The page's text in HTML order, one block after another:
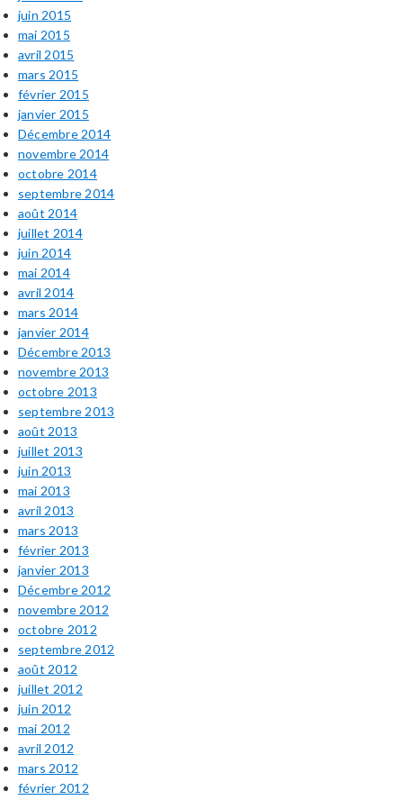
juin 2015
mai 2015
avril 2015
mars 2015
février 2015
janvier 2015
Décembre 2014
novembre 2014
octobre 2014
septembre 2014
août 2014
juillet 2014
juin 2014
mai 2014
avril 2014
mars 2014
janvier 2014
Décembre 2013
novembre 2013
octobre 2013
septembre 2013
août 2013
juillet 2013
juin 2013
mai 2013
avril 2013
mars 2013
février 2013
janvier 2013
Décembre 2012
novembre 2012
octobre 2012
septembre 2012
août 2012
juillet 2012
juin 2012
mai 2012
avril 2012
mars 2012
février 2012